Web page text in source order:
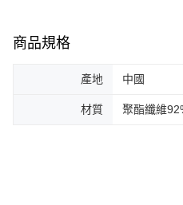
商品規格
產地 中國
材質 聚酯纖維